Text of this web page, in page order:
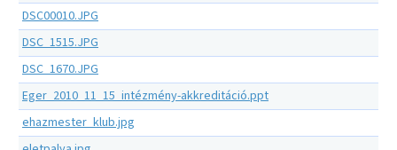
DSC00010.JPG
DSC_1515.JPG
DSC_1670.JPG
Eger_2010_11_15_intézmény-akkreditáció.ppt
ehazmester_klub.jpg